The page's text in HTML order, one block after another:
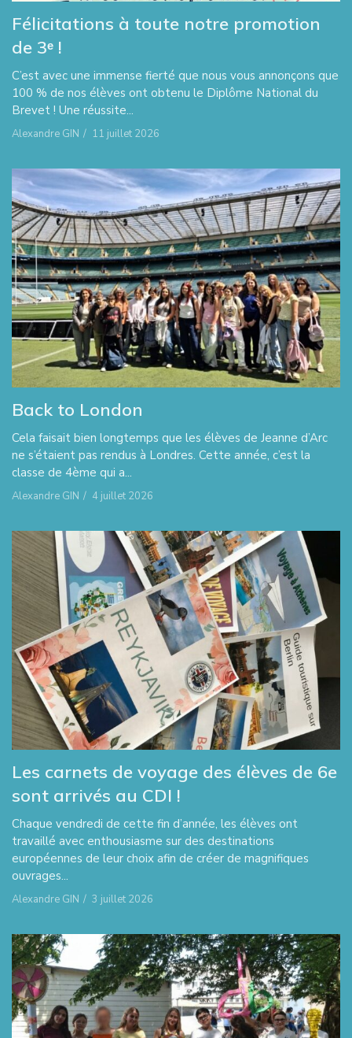
Félicitations à toute notre promotion
de 3ᵉ !
C’est avec une immense fierté que nous vous annonçons que
100 % de nos élèves ont obtenu le Diplôme National du
Brevet ! Une réussite...
Alexandre GIN / 11 juillet 2026
Back to London
Cela faisait bien longtemps que les élèves de Jeanne d’Arc
ne s’étaient pas rendus à Londres. Cette année, c’est la
classe de 4ème qui a...
Alexandre GIN / 4 juillet 2026
Les carnets de voyage des élèves de 6e
sont arrivés au CDI !
Chaque vendredi de cette fin d’année, les élèves ont
travaillé avec enthousiasme sur des destinations
européennes de leur choix afin de créer de magnifiques
ouvrages...
Alexandre GIN / 3 juillet 2026